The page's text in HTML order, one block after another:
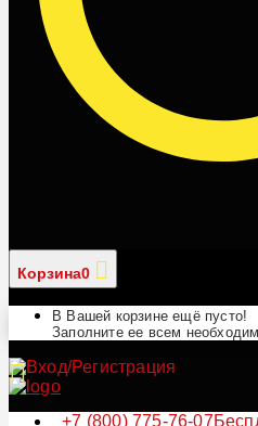
Корзина0
В Вашей корзине ещё пусто!
Заполните ее всем
+7 (800) 775-76-07